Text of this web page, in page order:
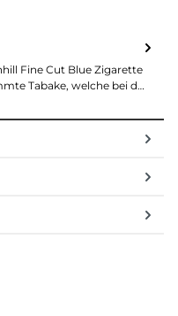
Fine Cut Blue Zigarette
Tabake, welche bei d…